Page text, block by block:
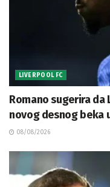
LIVERPOOL FC
Romano sugerira
novog desnog beka
08/08/2026